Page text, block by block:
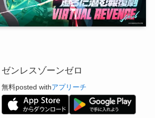
ゼンレスゾーンゼロ
無料posted withアプリーチ